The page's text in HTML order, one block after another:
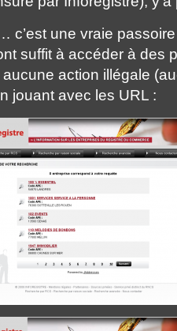
c’est une vraie
suffit à accéder à des
aucune action illégale
jouant avec les URL :